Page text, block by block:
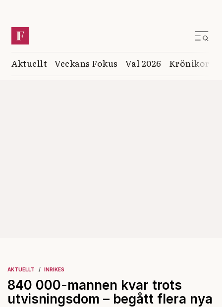
Aktuellt Veckans Fokus Val 2026 Krönikor
AKTUELLT INRIKES
840 000-mannen kvar trots
utvisningsdom – begått flera nya